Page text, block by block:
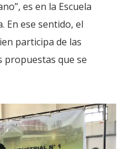
es en la Escuela
En ese sentido, el
participa de las
propuestas que se